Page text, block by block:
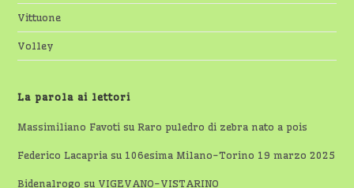
Vittuone
Volley
La parola ai lettori
Massimiliano Favoti suRaro puledro di zebra nato a pois
Federico Lacapria su 106esima Milano-Torino 19 marzo 2025
Bidenalrogo su VIGEVANO-VISTARINO